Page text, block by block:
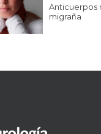
Anticuerpos
migraña